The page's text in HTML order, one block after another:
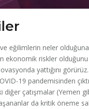
eğilimlerin neler
ekonomik riskler
yattığını
19 pandemisinden
çatışmalar (Yemen
da kritik öneme